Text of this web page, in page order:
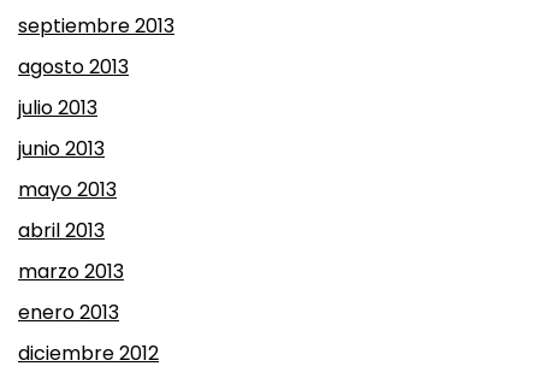
septiembre 2013
agosto 2013
julio 2013
junio 2013
mayo 2013
abril 2013
marzo 2013
enero 2013
diciembre 2012